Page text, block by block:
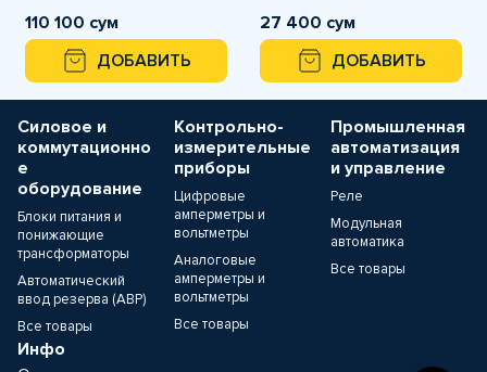
110 100 сум
ДОБАВИТЬ
27 400 сум
ДОБАВИТЬ
Силовое и
коммутационно
е
оборудование
Блоки питания и
понижающие
трансформаторы
Автоматический
ввод резерва (АВР)
Все товары
Контрольно-
измерительные
приборы
Цифровые
амперметры и
вольтметры
Аналоговые
амперметры и
вольтметры
Все товары
Промышленная
автоматизация
и управление
Реле
Модульная
автоматика
Все товары
Инфо